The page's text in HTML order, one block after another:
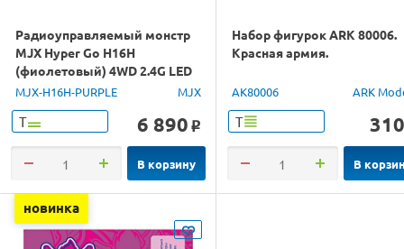
Радиоуправляемый монстр
MJX Hyper Go H16H
(фиолетовый) 4WD 2.4G LED
GPS 1/16 RTR
MJX-H16H-PURPLE MJX
Т 6 890 o
В корзину
Набор фигурок ARK 80006.
Красная армия.
AK80006 ARK
Т 310
В
новинка